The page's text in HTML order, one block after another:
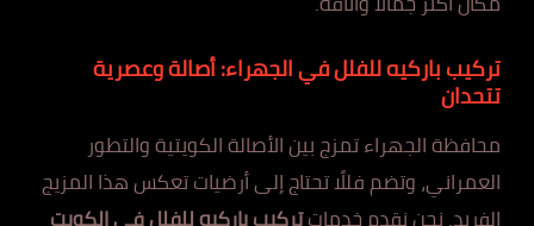
تركيب باركيه للفلل في الجهراء: أصالة وعصرية
تتحدان
محافظة الجهراء تمزج بين الأصالة الكويتية والتطور
العمراني، وتضم فللًا تحتاج إلى أرضيات تعكس هذا المزيج